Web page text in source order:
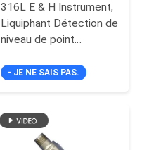
316L E & H Instrument,
Liquiphant Détection de
niveau de point
AA4U3BAWSJ
- JE NE SAIS PAS.